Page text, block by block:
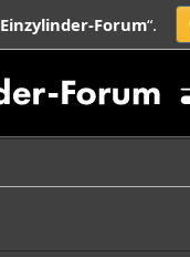
Forum“.